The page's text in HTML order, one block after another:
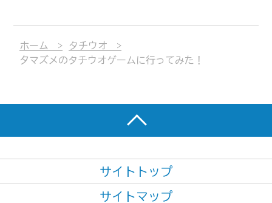
ホーム
タチウオ
夕マズメのタチウオゲームに行ってみた！
サイトトップ
サイトマップ